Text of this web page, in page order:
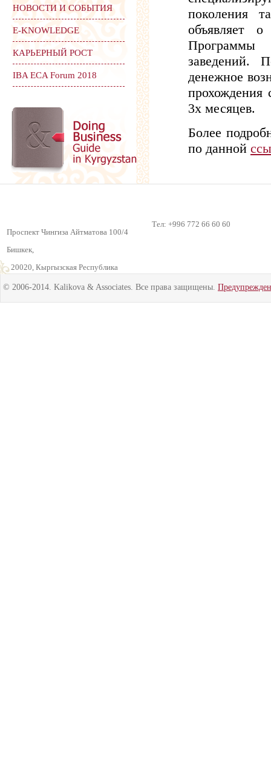
поколения
объявляет о
Программы
заведений.
денежное
прохождения
3х месяцев.
Более
по данной
НОВОСТИ И СОБЫТИЯ
Е-KNOWLEDGE
КАРЬЕРНЫЙ РОСТ
IBA ECA Forum 2018
Проспект Чингиза Айтматова 100/4
Бишкек,
720020, Кыргызская Республика
Тел: +996 772 66 60 60
© 2006-2014. Kalikova & Associates. Все права защищены.